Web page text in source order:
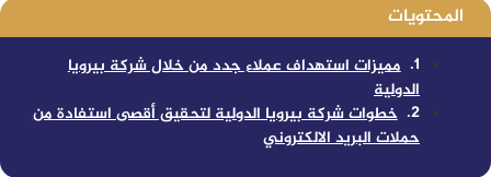
المحتويات
مميزات استهداف عملاء جدد من خلال شركة بيرويا
الدولية
خطوات شركة بيرويا الدولية لتحقيق أقصى استفادة من
حملات البريد الالكتروني